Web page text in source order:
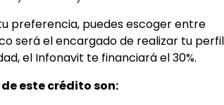
preferencia, puedes escoger entre
será el encargado de realizar tu perfil
el Infonavit te financiará el 30%.
este crédito son: